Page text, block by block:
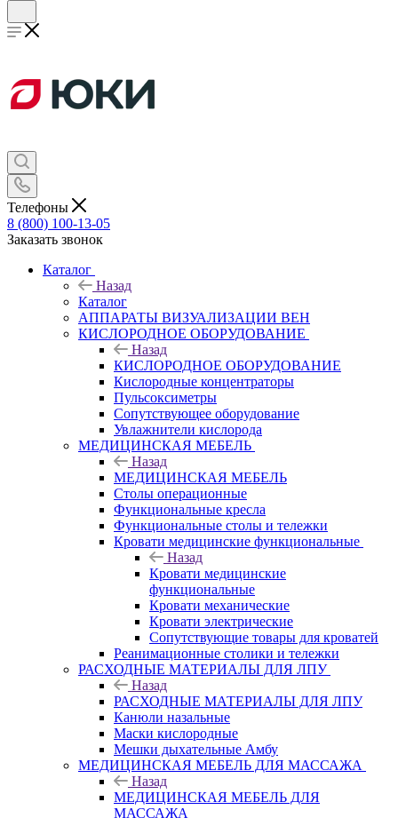
Телефоны
8 (800) 100-13-05
Заказать звонок
Каталог
Назад
Каталог
АППАРАТЫ ВИЗУАЛИЗАЦИИ ВЕН
КИСЛОРОДНОЕ ОБОРУДОВАНИЕ
Назад
КИСЛОРОДНОЕ ОБОРУДОВАНИЕ
Кислородные концентраторы
Пульсоксиметры
Сопутствующее оборудование
Увлажнители кислорода
МЕДИЦИНСКАЯ МЕБЕЛЬ
Назад
МЕДИЦИНСКАЯ МЕБЕЛЬ
Столы операционные
Функциональные кресла
Функциональные столы и тележки
Кровати медицинские функциональные
Назад
Кровати медицинские
функциональные
Кровати механические
Кровати электрические
Сопутствующие товары для кроватей
Реанимационные столики и тележки
РАСХОДНЫЕ МАТЕРИАЛЫ ДЛЯ ЛПУ
Назад
РАСХОДНЫЕ МАТЕРИАЛЫ ДЛЯ ЛПУ
Канюли назальные
Маски кислородные
Мешки дыхательные Амбу
МЕДИЦИНСКАЯ МЕБЕЛЬ ДЛЯ МАССАЖА
Назад
МЕДИЦИНСКАЯ МЕБЕЛЬ ДЛЯ
МАССАЖА